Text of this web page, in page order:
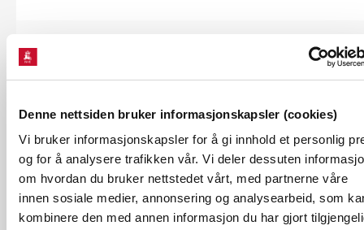
Denne nettsiden bruker informasjonskapsler (cookies)
Vi bruker informasjonskapsler for å gi innhold et personlig
og for å analysere trafikken vår. Vi deler dessuten
om hvordan du bruker nettstedet vårt, med partnerne våre
innen sosiale medier, annonsering og analysearbeid, som
kombinere den med annen informasjon du har gjort
Norge 0,20
Kontaktpersoner
Seming Haakon Skau, senioringeniør
mobil: 48 21 53 39